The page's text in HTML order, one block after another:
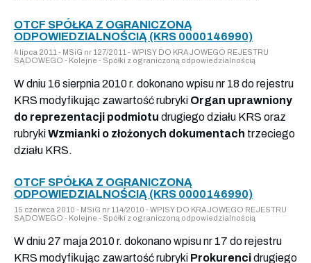
OTCF SPÓŁKA Z OGRANICZONĄ
ODPOWIEDZIALNOŚCIĄ (KRS 0000146990)
4 lipca 2011 - MSiG nr 127/2011 - WPISY DO KRAJOWEGO REJESTRU
SĄDOWEGO - Kolejne - Spółki z ograniczoną odpowiedzialnością
W dniu 16 sierpnia 2010 r. dokonano wpisu nr 18 do rejestru
KRS modyfikując zawartość rubryki Organ uprawniony
do reprezentacji podmiotu drugiego działu KRS oraz
rubrykiWzmianki o złożonych dokumentach trzeciego
działu KRS.
OTCF SPÓŁKA Z OGRANICZONĄ
ODPOWIEDZIALNOŚCIĄ (KRS 0000146990)
15 czerwca 2010 - MSiG nr 114/2010 - WPISY DO KRAJOWEGO REJESTRU
SĄDOWEGO - Kolejne - Spółki z ograniczoną odpowiedzialnością
W dniu 27 maja 2010 r. dokonano wpisu nr 17 do rejestru
KRS modyfikując zawartość rubryki Prokurencidrugiego